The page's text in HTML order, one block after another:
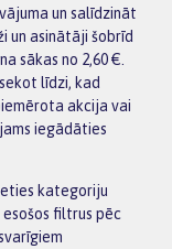
un salīdzināt
un asinātāji šobrīd
sākas no 2,60 €.
līdzi, kad
akcija vai
iegādāties
kategoriju
filtrus pēc